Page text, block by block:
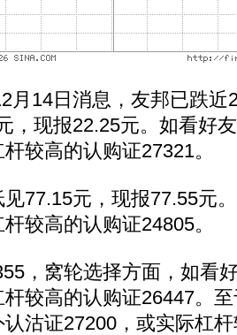
14日消息，友邦已跌近
，现报22.25元。如看好
较高的认购证27321。
元，现报77.55元。
较高的认购证24805。
窝轮选择方面，如看
较高的认购证26447。
沽证27200，或实际杠